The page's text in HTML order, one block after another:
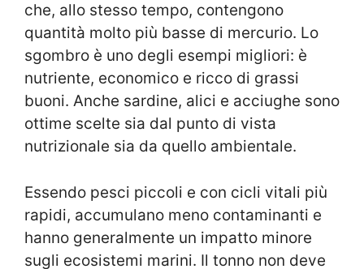
che, allo stesso tempo, contengono
quantità molto più basse di mercurio. Lo
sgombro è uno degli esempi migliori: è
nutriente, economico e ricco di grassi
buoni. Anche sardine, alici e acciughe sono
ottime scelte sia dal punto di vista
nutrizionale sia da quello ambientale.
Essendo pesci piccoli e con cicli vitali più
rapidi, accumulano meno contaminanti e
hanno generalmente un impatto minore
sugli ecosistemi marini. Il tonno non deve